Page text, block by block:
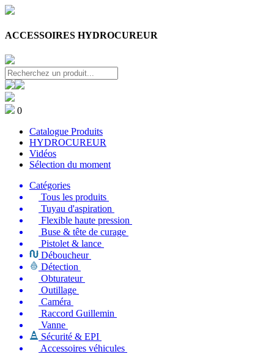
ACCESSOIRES HYDROCUREUR
0
Catalogue Produits
HYDROCUREUR
Vidéos
Sélection du moment
Catégories
Tous les produits
Tuyau d'aspiration
Flexible haute pression
Buse & tête de curage
Pistolet & lance
Déboucheur
Détection
Obturateur
Outillage
Caméra
Raccord Guillemin
Vanne
Sécurité & EPI
Accessoires véhicules